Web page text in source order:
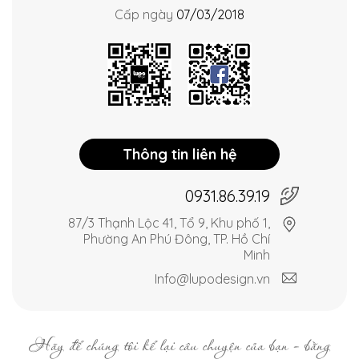
Cấp ngày 07/03/2018
Thông tin liên hệ
0931.86.39.19
87/3 Thạnh Lộc 41, Tổ 9, Khu phố 1,
Phường An Phú Đông, TP. Hồ Chí
Minh
Info@lupodesign.vn
Hãy để chúng tôi kể lại câu chuyện của bạn - bằng